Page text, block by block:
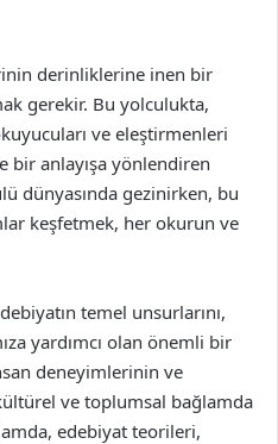
derinliklerine inen bir
gerekir. Bu yolculukta,
ve eleştirmenleri
bir anlayışa yönlendiren
dünyasında gezinirken, bu
keşfetmek, her okurun ve
temel unsurlarını,
yardımcı olan önemli bir
deneyimlerinin ve
ve toplumsal bağlamda
edebiyat teorileri,